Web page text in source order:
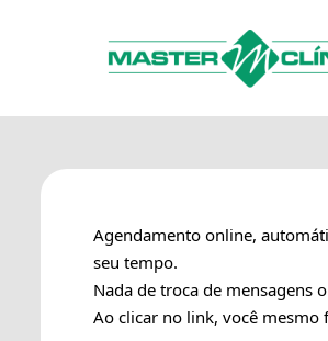
Agendamento online,
seu tempo.
Nada de troca de mensagens
Ao clicar no link, você mesmo